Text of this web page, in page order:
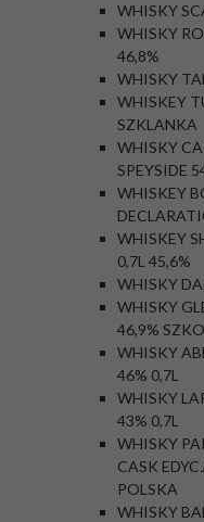
WHISKY
WHISKY
46,8%
WHISKY
WHISKEY
SZKLANKA
WHISKY
SPEYSIDE
WHISKEY
WHISKEY
0,7L 45,6%
WHISKY
WHISKY
46,9%
WHISKY
46% 0,7L
WHISKY
43% 0,7L
WHISKY
CASK
POLSKA
WHISKY